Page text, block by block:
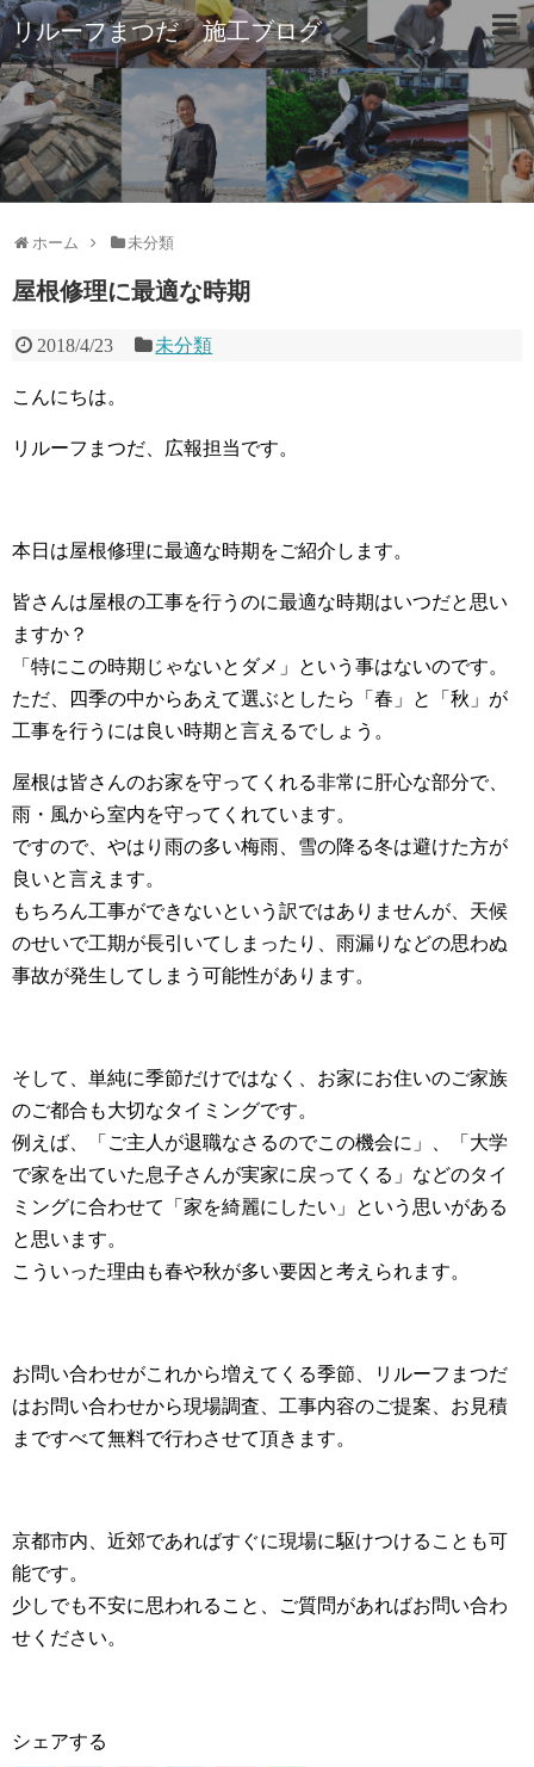
リルーフまつだ 施工ブログ
ホーム 未分類
屋根修理に最適な時期
2018/4/23 未分類
こんにちは。
リルーフまつだ、広報担当です。
本日は屋根修理に最適な時期をご紹介します。
皆さんは屋根の工事を行うのに最適な時期はいつだと思い
ますか？
「特にこの時期じゃないとダメ」という事はないのです。
ただ、四季の中からあえて選ぶとしたら「春」と「秋」が
工事を行うには良い時期と言えるでしょう。
屋根は皆さんのお家を守ってくれる非常に肝心な部分で、
雨・風から室内を守ってくれています。
ですので、やはり雨の多い梅雨、雪の降る冬は避けた方が
良いと言えます。
もちろん工事ができないという訳ではありませんが、天候
のせいで工期が長引いてしまったり、雨漏りなどの思わぬ
事故が発生してしまう可能性があります。
そして、単純に季節だけではなく、お家にお住いのご家族
のご都合も大切なタイミングです。
例えば、「ご主人が退職なさるのでこの機会に」、「大学
で家を出ていた息子さんが実家に戻ってくる」などのタイ
ミングに合わせて「家を綺麗にしたい」という思いがある
と思います。
こういった理由も春や秋が多い要因と考えられます。
お問い合わせがこれから増えてくる季節、リルーフまつだ
はお問い合わせから現場調査、工事内容のご提案、お見積
まですべて無料で行わさせて頂きます。
京都市内、近郊であればすぐに現場に駆けつけることも可
能です。
少しでも不安に思われること、ご質問があればお問い合わ
せください。
シェアする